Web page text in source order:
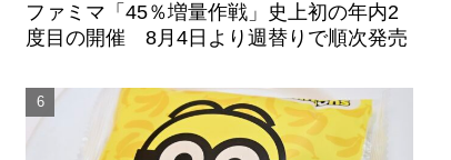
ファミマ「45％増量作戦」史上初の年内2
度目の開催 8月4日より週替りで順次発売